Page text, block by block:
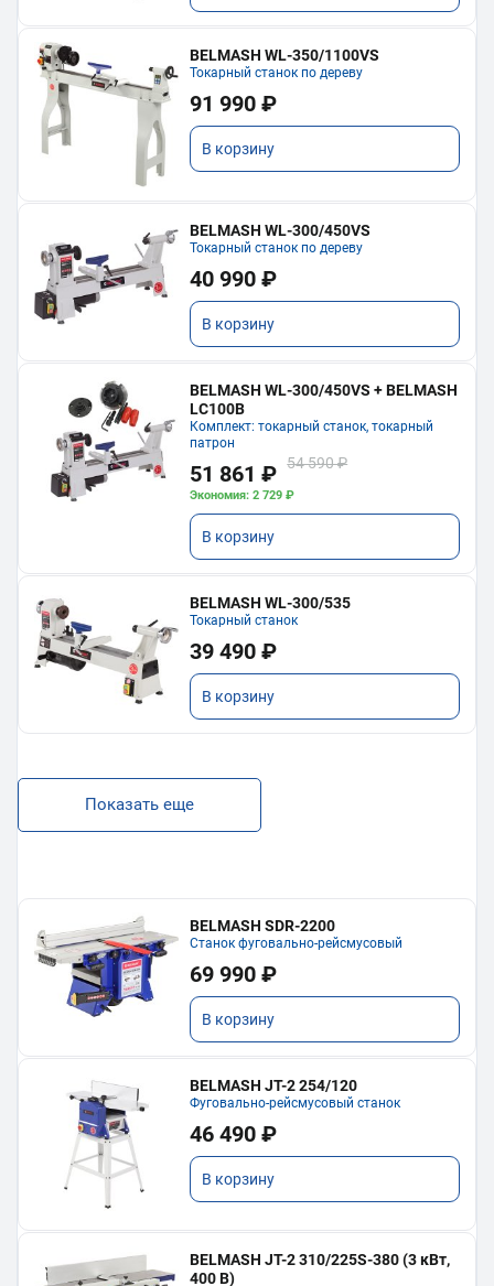
BELMASH WL-350/1100VS
Токарный станок по дереву
91 990 ₽
В корзину
BELMASH WL-300/450VS
Токарный станок по дереву
40 990 ₽
В корзину
BELMASH WL-300/450VS + BELMASH
LC100B
Комплект: токарный станок, токарный
патрон
51 861 ₽ 54 590 ₽
Экономия: 2 729 ₽
В корзину
BELMASH WL-300/535
Токарный станок
39 490 ₽
В корзину
Показать еще
BELMASH SDR-2200
Станок фуговально-рейсмусовый
69 990 ₽
В корзину
BELMASH JT-2 254/120
Фуговально-рейсмусовый станок
46 490 ₽
В корзину
BELMASH JT-2 310/225S-380 (3 кВт,
400 В)